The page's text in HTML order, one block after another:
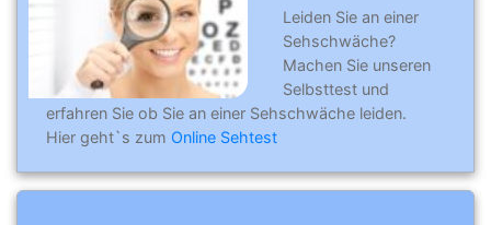
Leiden Sie an einer
Sehschwäche?
Machen Sie unseren
Selbsttest und
erfahren Sie ob Sie an einer Sehschwäche leiden.
Hier geht`s zum Online Sehtest